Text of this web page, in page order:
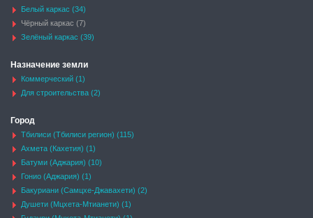
Белый каркас (34)
Чёрный каркас (7)
Зелёный каркас (39)
Назначение земли
Коммерческий (1)
Для строительства (2)
Город
Тбилиси (Тбилиси регион) (115)
Ахмета (Кахетия) (1)
Батуми (Аджария) (10)
Гонио (Аджария) (1)
Бакуриани (Самцхе-Джавахети) (2)
Душети (Мцхета-Мтианети) (1)